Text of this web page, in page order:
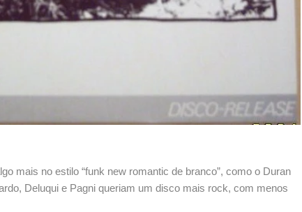
mais no estilo “funk new romantic de branco”, como o Duran
Deluqui e Pagni queriam um disco mais rock, com menos